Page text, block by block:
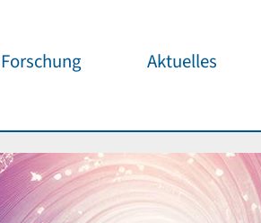
Forschung
Workshop-Support
Seed-Projekte
Forschungspartner
Aktuelles
Events
Öffentliche Events
Wichtige Termine